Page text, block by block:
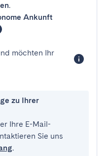
.
Ankunft
möchten Ihr
zu Ihrer
Ihre E-Mail-
Sie uns
.